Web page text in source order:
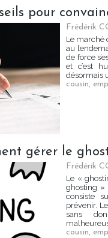
pour
Frédérik
Le marché
au
de force
et c’est
désormais
cousin,
gérer le
Frédérik
Le «
ghosting »
consiste
prévenir.
sans
cousin,